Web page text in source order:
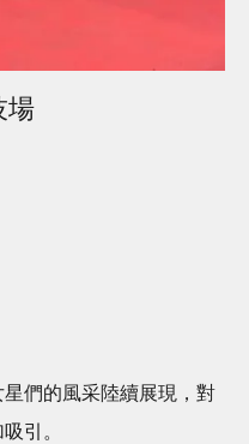
場
們的風采陸續展現，對
引。